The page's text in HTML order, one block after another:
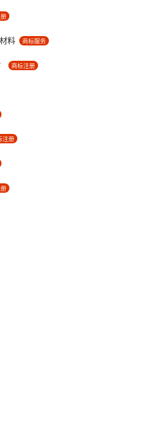
料 商标服务
商标注册
注册